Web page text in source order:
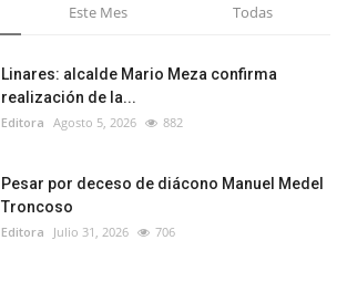
Este Mes Todas
Linares: alcalde Mario Meza confirma
realización de la...
Editora Agosto 5, 2026 882
Pesar por deceso de diácono Manuel Medel
Troncoso
Editora Julio 31, 2026 706